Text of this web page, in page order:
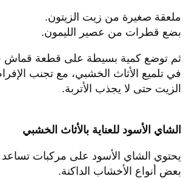
ملعقة صغيرة من زيت الزيتون.
بضع قطرات من عصير الليمون.
ثم توضع كمية بسيطة على قطعة قماش
في تلميع الأثاث الخشبي، مع تجنب
الزيت حتى لا يجذب الأتربة.
الشاي الأسود للعناية بالأثاث الخشبي
يحتوي الشاي الأسود على مركبات تساعد
بعض أنواع الأخشاب الداكنة.